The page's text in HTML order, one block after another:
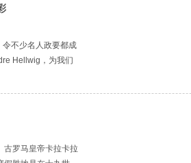
不少名人政要都成
Hellwig，为我们
古罗马皇帝卡拉卡拉